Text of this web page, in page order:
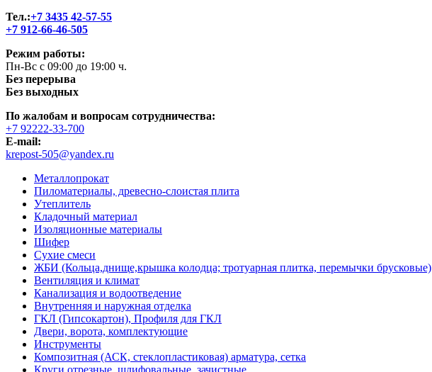
Тел.:+7 3435 42-57-55
+7 912-66-46-505
Режим работы:
Пн-Вс с 09:00 до 19:00 ч.
Без перерыва
Без выходных
По жалобам и вопросам сотрудничества:
+7 92222-33-700
E-mail:
krepost-505@yandex.ru
Металлопрокат
Пиломатериалы, древесно-слоистая плита
Утеплитель
Кладочный материал
Изоляционные материалы
Шифер
Сухие смеси
ЖБИ (Кольца,днище,крышка колодца; тротуарная плитка, перемычки брусковые)
Вентиляция и климат
Канализация и водоотведение
Внутренняя и наружная отделка
ГКЛ (Гипсокартон), Профиля для ГКЛ
Двери, ворота, комплектующие
Инструменты
Композитная (АСК, стеклопластиковая) арматура, сетка
Круги отрезные, шлифовальные, зачистные